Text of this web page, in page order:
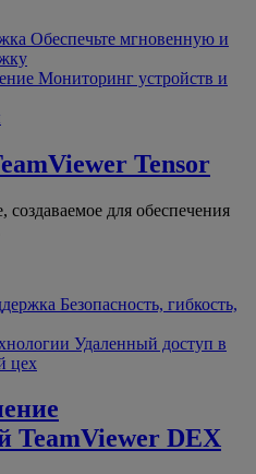
Обеспечьте мгновенную и
Мониторинг устройств и
Tensor
для обеспечения
Безопасность, гибкость,
Удаленный доступ в
цех
TeamViewer DEX